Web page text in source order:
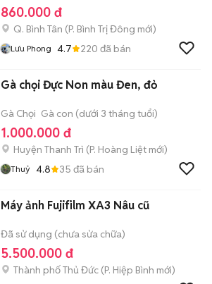
860.000 đ
Q. Bình Tân (P. Bình Trị Đông mới)
Lưu Phong 4.7 220 đã bán
Gà chọi Đực Non màu Đen, đỏ
Gà Chọi Gà con (dưới 3 tháng tuổi)
1.000.000 đ
Huyện Thanh Trì (P. Hoàng Liệt mới)
Thuỷ 4.8 35 đã bán
Máy ảnh Fujifilm XA3 Nâu cũ
Đã sử dụng (chưa sửa chữa)
5.500.000 đ
Thành phố Thủ Đức (P. Hiệp Bình mới)